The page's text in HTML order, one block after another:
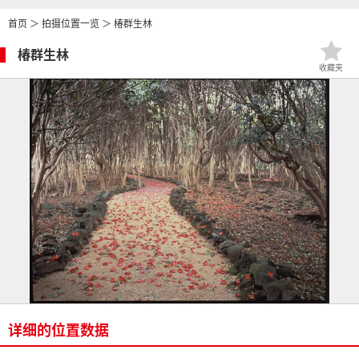
首页 ＞ 拍摄位置一览 ＞ 椿群生林
椿群生林
收藏夹
详细的位置数据